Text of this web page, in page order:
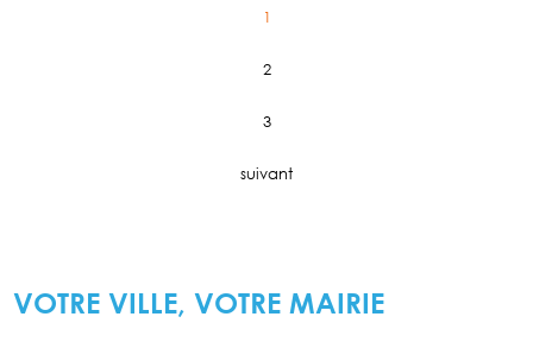
1
2
3
suivant
VOTRE VILLE, VOTRE MAIRIE